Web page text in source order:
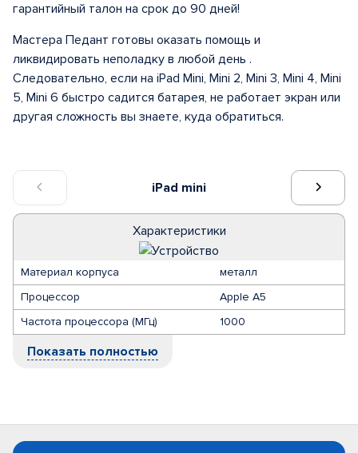
iPad mini
Характеристики
Материал корпуса
металл
Процессор
Apple A5
Частота процессора (МГц)
1000
Показать полностью
гарантийный талон на срок до 90 дней!
Мастера Педант готовы оказать помощь и
ликвидировать неполадку в любой день .
Следовательно, если на iPad Mini, Mini 2, Mini 3, Mini 4, Mini
5, Mini 6 быстро садится батарея, не работает экран или
другая сложность вы знаете, куда обратиться.